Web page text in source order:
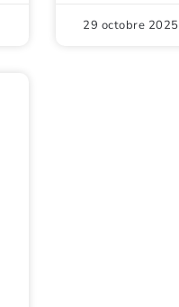
29 octobre 2025